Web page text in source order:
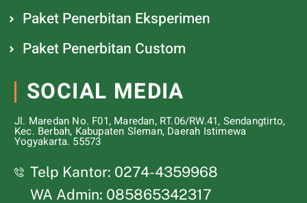
Paket Penerbitan Eksperimen
Paket Penerbitan Custom
SOCIAL MEDIA
Jl. Maredan No. F01, Maredan, RT.06/RW.41, Sendangtirto,
Kec. Berbah, Kabupaten Sleman, Daerah Istimewa
Yogyakarta. 55573
Telp Kantor: 0274-4359968
WA Admin: 085865342317